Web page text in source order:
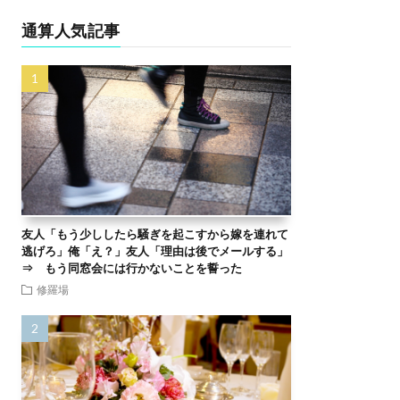
通算人気記事
友人「もう少ししたら騒ぎを起こすから嫁を連れて
逃げろ」俺「え？」友人「理由は後でメールする」
⇒ もう同窓会には行かないことを誓った
修羅場